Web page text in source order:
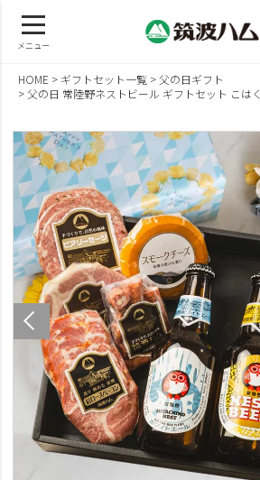
メニュー
HOME ギフトセット一覧
父の日ギフト
父の日 常陸野ネストビール ギフトセット こはく